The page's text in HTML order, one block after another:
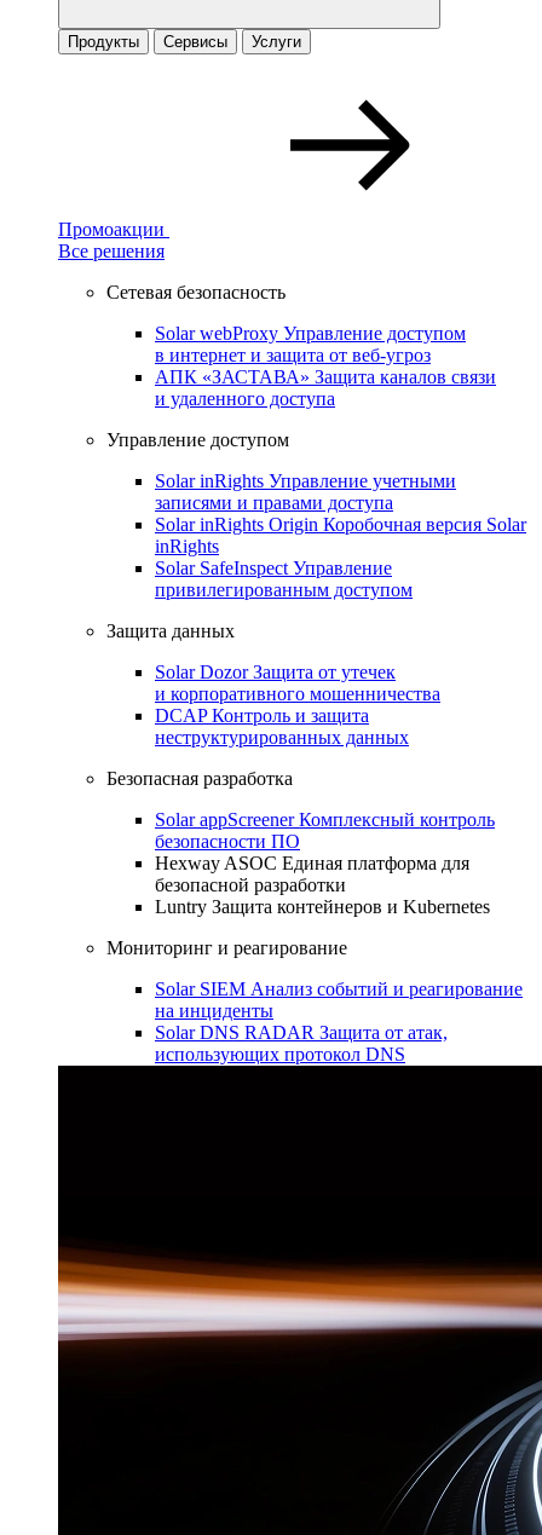
Продукты Сервисы Услуги
Промоакции
Все решения
Сетевая безопасность
Solar webProxy Управление доступом
в интернет и защита от веб-угроз
АПК «ЗАСТАВА» Защита каналов связи
и удаленного доступа
Управление доступом
Solar inRights Управление учетными
записями и правами доступа
Solar inRights Origin Коробочная версия Solar
inRights
Solar SafeInspect Управление
привилегированным доступом
Защита данных
Solar DozorЗащита от утечек
и корпоративного мошенничества
DCAPКонтроль и защита
неструктурированных данных
Безопасная разработка
Solar appScreenerКомплексный контроль
безопасности ПО
Hexway ASOC Единая платформа для
безопасной разработки
Luntry Защита контейнеров и Kubernetes
Мониторинг и реагирование
Solar SIEM Анализ событий и реагирование
на инциденты
Solar DNS RADAR Защита от атак,
использующих протокол DNS